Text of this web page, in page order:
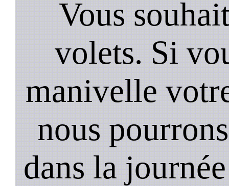
Vous
volets. Si
manivelle
nous
dans la